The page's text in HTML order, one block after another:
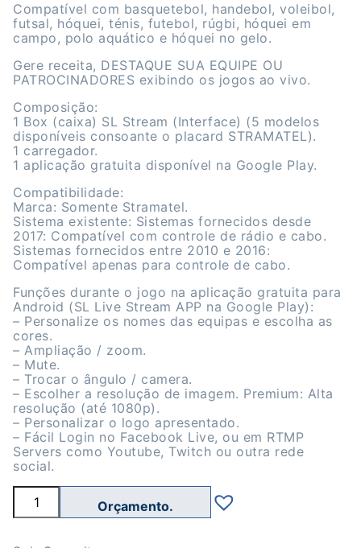
Compatível com basquetebol, handebol, voleibol,
futsal, hóquei, ténis, futebol, rúgbi, hóquei em
campo, polo aquático e hóquei no gelo.
Gere receita, DESTAQUE SUA EQUIPE OU
PATROCINADORES exibindo os jogos ao vivo.
Composição:
1 Box (caixa) SL Stream (Interface) (5 modelos
disponíveis consoante o placard STRAMATEL).
1 carregador.
1 aplicação gratuita disponível na Google Play.
Compatibilidade:
Marca: Somente Stramatel.
Sistema existente: Sistemas fornecidos desde
2017: Compatível com controle de rádio e cabo.
Sistemas fornecidos entre 2010 e 2016:
Compatível apenas para controle de cabo.
Funções durante o jogo na aplicação gratuita para
Android (SL Live Stream APP na Google Play):
– Personalize os nomes das equipas e escolha as
cores.
– Ampliação / zoom.
– Mute.
– Trocar o ângulo / camera.
– Escolher a resolução de imagem. Premium: Alta
resolução (até 1080p).
– Personalizar o logo apresentado.
– Fácil Login no Facebook Live, ou em RTMP
Servers como Youtube, Twitch ou outra rede
social.
Quantidade
SL